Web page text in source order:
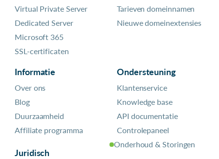
Virtual Private Server
Dedicated Server
Microsoft 365
SSL-certificaten
Tarieven domeinnamen
Nieuwe domeinextensies
Informatie
Over ons
Blog
Duurzaamheid
Affiliate programma
Juridisch
Ondersteuning
Klantenservice
Knowledge base
API documentatie
Controlepaneel
Onderhoud & Storingen